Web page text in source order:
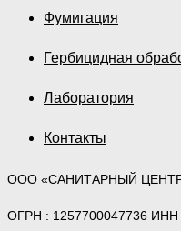
Фумигация
Гербицидная
Лаборатория
Контакты
ООО «САНИТАРНЫЙ
ОГРН : 1257700047736 ИНН